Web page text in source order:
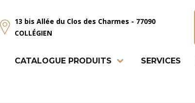
13 bis Allée du Clos des Charmes - 77090
COLLÉGIEN
CATALOGUE PRODUITS SERVICES